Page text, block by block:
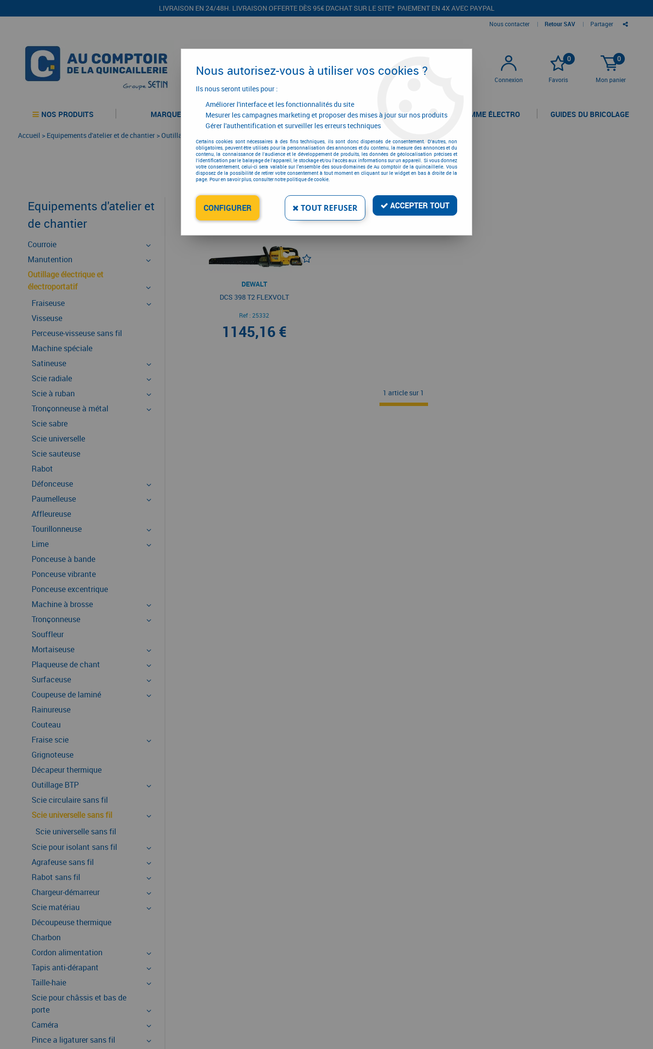
LIVRAISON EN 24/48H. LIVRAISON OFFERTE DÈS 95€ D'ACHAT SUR LE SITE* PAIEMENT EN 4X AVEC PAYPAL
Nous contacter | Retour SAV | Partager
Connexion
0
Favoris
0
Mon panier
NOS PRODUITS MARQUES CONFIGURATEURS PROMOTIONS LA GAMME ÉLECTRO GUIDES DU BRICOLAGE
Accueil > Equipements d'atelier et de chantier >Outillage électrique et électroportatif
Scie universelle sans fil
Equipements d'atelier et
de chantier
Courroie
Manutention
Outillage électrique et
électroportatif
Fraiseuse
Visseuse
Perceuse-visseuse sans fil
Machine spéciale
Satineuse
Scie radiale
Scie à ruban
Tronçonneuse à métal
Scie sabre
Scie universelle
Scie sauteuse
Rabot
Défonceuse
Paumelleuse
Affleureuse
Tourillonneuse
Lime
Ponceuse à bande
Ponceuse vibrante
Ponceuse excentrique
Machine à brosse
Tronçonneuse
Souffleur
Mortaiseuse
Plaqueuse de chant
Surfaceuse
Coupeuse de laminé
Rainureuse
Couteau
Fraise scie
Grignoteuse
Décapeur thermique
Outillage BTP
Scie circulaire sans fil
Scie universelle sans fil
Scie universelle sans fil
Scie pour isolant sans fil
Agrafeuse sans fil
Rabot sans fil
Chargeur-démarreur
Scie matériau
Découpeuse thermique
Charbon
Cordon alimentation
Tapis anti-dérapant
Taille-haie
Scie pour châssis et bas de
porte
Caméra
Pince a ligaturer sans fil
1 article sur1
DEWALT
DCS 398 T2 FLEXVOLT
Ref : 25332
1145,16 €
1 article sur 1
Nous autorisez-vous à utiliser vos cookies ?
Ils nous seront utiles pour :
Améliorer l'interface et les fonctionnalités du site
Mesurer les campagnes marketing et proposer des mises à jour sur nos produits
Gérer l'authentification et surveiller les erreurs techniques
Certains cookies sont nécessaires à des fins techniques, ils sont donc dispensés de consentement. D'autres, non
obligatoires, peuvent être utilisés pour la personnalisation des annonces et du contenu, la mesure des annonces et du
contenu, la connaissance de l'audience et le développement de produits, les données de géolocalisation précises et
l'identification par le balayage de l'appareil, le stockage et/ou l'accès aux informations sur un appareil. Si vous donnez
votre consentement, celui-ci sera valable sur l’ensemble des sous-domaines de Au comptoir de la quincaillerie. Vous
disposez de la possibilité de retirer votre consentement à tout moment en cliquant sur le widget en bas à droite de la
page. Pour en savoir plus, consulter notre politique de cookie.
CONFIGURER TOUT REFUSER ACCEPTER TOUT